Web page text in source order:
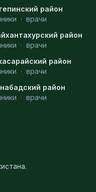
район
· врачи
район
· врачи
район
· врачи
район
· врачи